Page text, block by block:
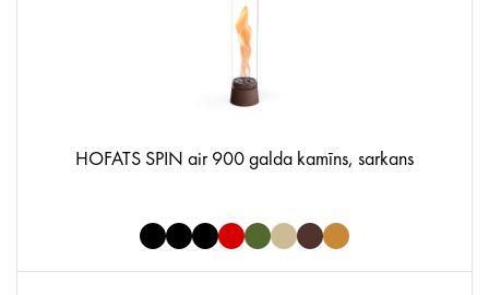
HOFATS SPIN air 900 galda kamīns, sarkans